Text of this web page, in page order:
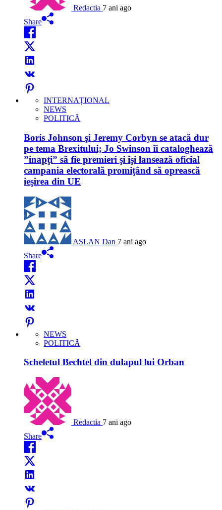
Redactia 7 ani ago
Share
INTERNAȚIONAL
NEWS
POLITICĂ
Boris Johnson şi Jeremy Corbyn se atacă dur
pe tema Brexitului; Jo Swinson îi cataloghează
”inapţi” să fie premieri şi îşi lansează oficial
campania electorală promiţând să oprească
ieşirea din UE
ASLAN Dan 7 ani ago
Share
NEWS
POLITICĂ
Scheletul Bechtel din dulapul lui Orban
Redactia 7 ani ago
Share